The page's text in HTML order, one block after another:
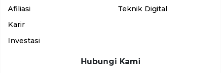
Afiliasi
Karir
Investasi
Teknik Digital
Hubungi Kami